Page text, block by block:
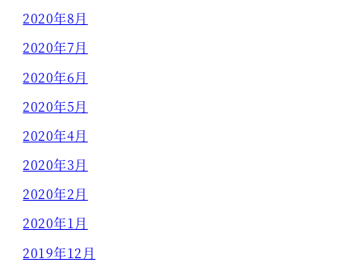
2020年8月
2020年7月
2020年6月
2020年5月
2020年4月
2020年3月
2020年2月
2020年1月
2019年12月